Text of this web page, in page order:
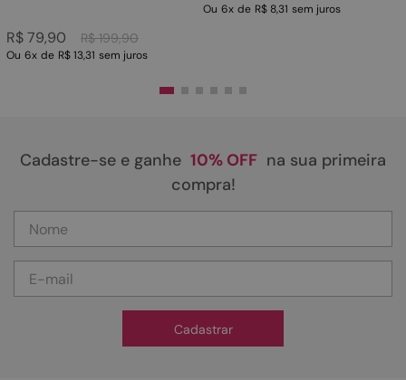
R$ 199,90
R$79,90
Ou 6x de R$ 13,31 sem juros
Ou 6x de R$ 8,31 sem juros
Cadastre-se e ganhe 10% OFF na sua primeira
compra!
Cadastrar